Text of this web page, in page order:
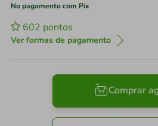
No pagamento com Pix
602 pontos
Ver formas de pagamento
Comprar